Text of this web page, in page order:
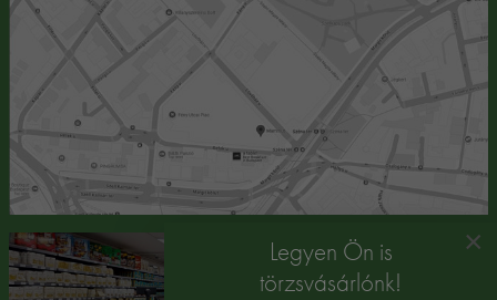
×
Legyen Ön is
törzsvásárlónk!